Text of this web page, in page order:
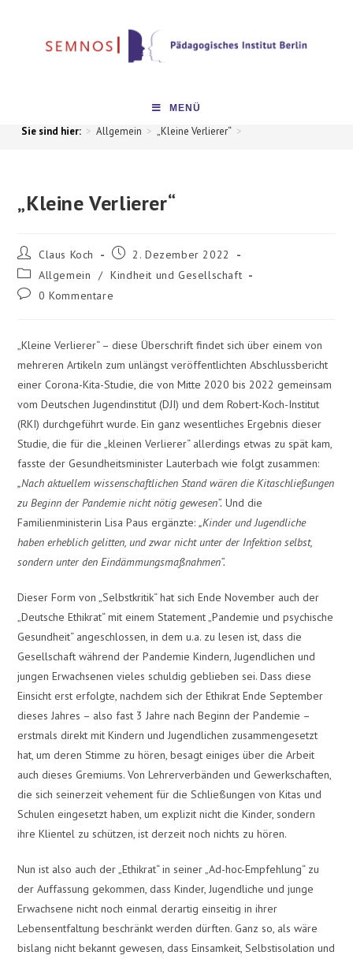
MENÜ
> Allgemein > „Kleine Verlierer“ >
„Kleine Verlierer“
Claus Koch
2. Dezember 2022
Allgemein
/ Kindheit und Gesellschaft
0 Kommentare
„Kleine Verlierer“ – diese Überschrift findet sich über einem von
mehreren Artikeln zum unlängst veröffentlichten Abschlussbericht
einer Corona-Kita-Studie, die von Mitte 2020 bis 2022 gemeinsam
vom Deutschen Jugendinstitut (DJI) und dem Robert-Koch-Institut
(RKI) durchgeführt wurde. Ein ganz wesentliches Ergebnis dieser
Studie, die für die „kleinen Verlierer“ allerdings etwas zu spät kam,
fasste der Gesundheitsminister Lauterbach wie folgt zusammen:
„Nach aktuellem wissenschaftlichen Stand wären die Kitaschließungen
zu Beginn der Pandemie nicht nötig gewesen“. Und die
Familienministerin Lisa Paus ergänzte:„Kinder und Jugendliche
haben erheblich gelitten, und zwar nicht unter der Infektion selbst,
sondern unter den Eindämmungsmaßnahmen“.
Dieser Form von „Selbstkritik“ hat sich Ende November auch der
„Deutsche Ethikrat“ mit einem Statement „Pandemie und psychische
Gesundheit“ angeschlossen, in dem u.a. zu lesen ist, dass die
Gesellschaft während der Pandemie Kindern, Jugendlichen und
jungen Erwachsenen vieles schuldig geblieben sei. Dass diese
Einsicht erst erfolgte, nachdem sich der Ethikrat Ende September
dieses Jahres – also fast 3 Jahre nach Beginn der Pandemie –
erstmals direkt mit Kindern und Jugendlichen zusammengesetzt
hat, um deren Stimme zu hören, besagt einiges über die Arbeit
auch dieses Gremiums. Von Lehrerverbänden und Gewerkschaften,
die sich seinerzeit vehement für die Schließungen von Kitas und
Schulen eingesetzt haben, um explizit nicht die Kinder, sondern
ihre Klientel zu schützen, ist derzeit noch nichts zu hören.
Nun ist also auch der „Ethikrat“ in seiner „Ad-hoc-Empfehlung“ zu
der Auffassung gekommen, dass Kinder, Jugendliche und junge
Erwachsene nicht noch einmal derartig einseitig in ihrer
Lebensentfaltung beschränkt werden dürften. Ganz so, als wäre
bislang nicht bekannt gewesen, dass Einsamkeit, Selbstisolation und